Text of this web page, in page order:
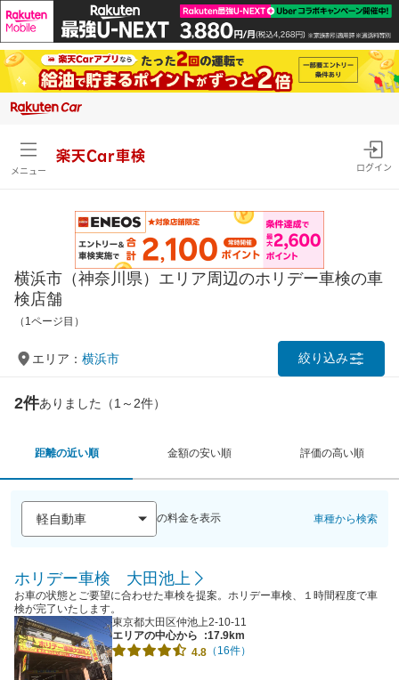
メニュー
楽天Car車検
ログイン
横浜市（神奈川県）エリア周辺のホリデー車検の車
検店舗
（1ページ目）
エリア： 横浜市 絞り込み
2件ありました（1～2件）
距離の近い順 金額の安い順 評価の高い順
の料金を表示 車種から検索
ホリデー車検 大田池上
お車の状態とご要望に合わせた車検を提案。ホリデー車検、１時間程度で車
検が完了いたします。
東京都大田区仲池上2-10-11
エリアの中心から
:17.9km
4.8 （16件）